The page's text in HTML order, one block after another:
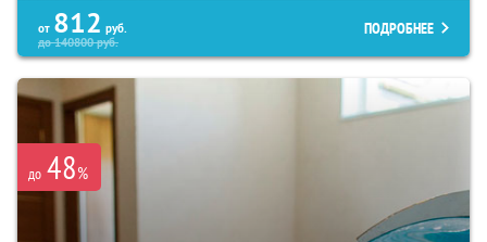
от 812 руб.
до140800руб.
ПОДРОБНЕЕ
до 48%